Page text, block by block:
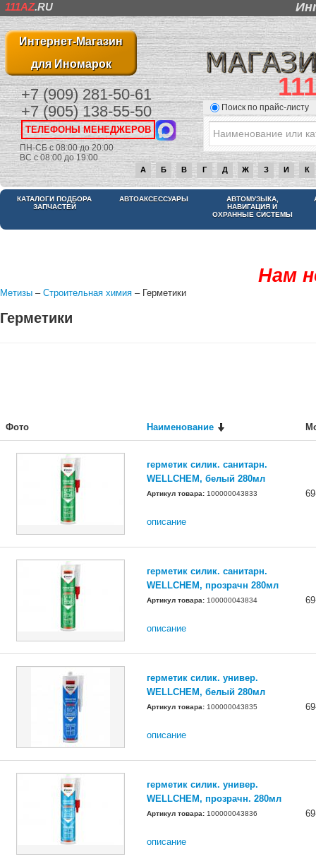
111AZ.RU
Интернет-Магазин
для Иномарок
+7 (909) 281-50-61
+7 (905) 138-55-50
ТЕЛЕФОНЫ МЕНЕДЖЕРОВ
ПН-СБ с 08:00 до 20:00
ВС с 08:00 до 19:00
Поиск по прайс-листу
А Б В Г Д Ж З И К
КАТАЛОГИ ПОДБОРА
ЗАПЧАСТЕЙ
АВТОАКСЕССУАРЫ
АВТОМУЗЫКА,
НАВИГАЦИЯ И
ОХРАННЫЕ СИСТЕМЫ
Нам
Метизы – Строительная химия – Герметики
Герметики
Фото Наименование
герметик силик. санитарн.
WELLCHEM, белый 280мл
Артикул товара: 100000043833
описание
герметик силик. санитарн.
WELLCHEM, прозрачн 280мл
Артикул товара: 100000043834
описание
герметик силик. универ.
WELLCHEM, белый 280мл
Артикул товара: 100000043835
описание
герметик силик. универ.
WELLCHEM, прозрачн. 280мл
Артикул товара: 100000043836
описание